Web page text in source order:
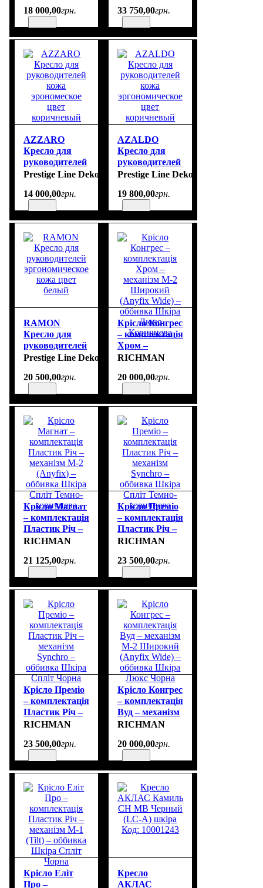
коричневый
18 000,00грн.
33 750,00грн.
AZZARO
Кресло для
руководителей
кожа
цвет
Prestige Line Deko
14 000,00грн.
AZALDO
Кресло для
руководителей
кожа
цвет
Prestige Line Deko
19 800,00грн.
RAMON
Кресло для
руководителей
эргономическое
белый
Prestige Line Deko
20 500,00грн.
Крісло Конгрес
– комплектація
Хром –
механізм M-2
(Anyfix Wide) –
RICHMAN
20 000,00грн.
Крісло Магнат
– комплектація
Пластик Річ –
механізм M-2
оббивка Шкіра
RICHMAN
21 125,00грн.
Крісло Преміо
– комплектація
Пластик Річ –
механізм
оббивка Шкіра
RICHMAN
23 500,00грн.
Крісло Преміо
– комплектація
Пластик Річ –
механізм
оббивка Шкіра
RICHMAN
23 500,00грн.
Крісло Конгрес
– комплектація
Вуд – механізм
M-2 Широкий
оббивка Шкіра
RICHMAN
20 000,00грн.
Крісло Еліт
Про –
Кресло
АКЛАС